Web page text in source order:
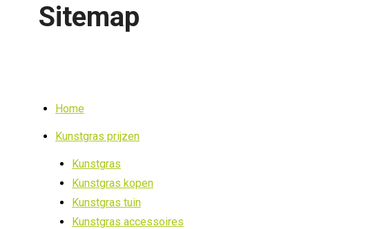
Sitemap
Home
Kunstgras prijzen
Kunstgras
Kunstgras kopen
Kunstgras tuin
Kunstgras accessoires